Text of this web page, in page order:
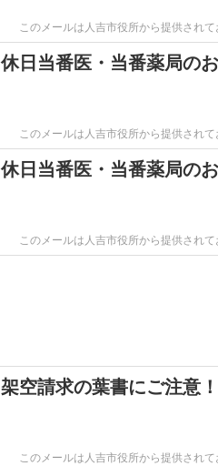
このメールは人吉市役所から提供され
休日当番医・当番薬局の
このメールは人吉市役所から提供され
休日当番医・当番薬局の
このメールは人吉市役所から提供され
架空請求の葉書にご注意！
このメールは人吉市役所から提供され